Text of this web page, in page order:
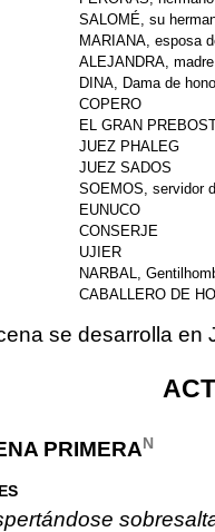
SALOMÉ, su
MARIANA, esposa
ALEJANDRA,
DINA, Dama de
COPERO
EL GRAN
JUEZ PHALEG
JUEZ SADOS
SOEMOS, servidor
EUNUCO
CONSERJE
UJIER
NARBAL,
CABALLERO DE
se desarrolla en
PRIMERAN